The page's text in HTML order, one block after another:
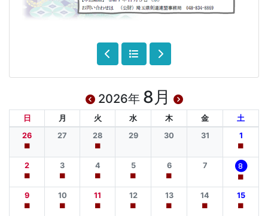
2026年 8月
日 月 火 水 木 金
土
26
■
27 28
■
29 30 31 1
■
2
■
3
■
4
■
5
■
6
■
7 8
■
9
■
10
■
11
■
12
■
13
■
14
■
15
■